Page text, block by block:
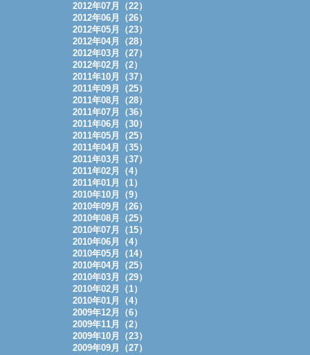
2012年07月（22）
2012年06月（26）
2012年05月（23）
2012年04月（28）
2012年03月（27）
2012年02月（2）
2011年10月（37）
2011年09月（25）
2011年08月（28）
2011年07月（36）
2011年06月（30）
2011年05月（25）
2011年04月（35）
2011年03月（37）
2011年02月（4）
2011年01月（1）
2010年10月（9）
2010年09月（26）
2010年08月（25）
2010年07月（15）
2010年06月（4）
2010年05月（14）
2010年04月（25）
2010年03月（29）
2010年02月（1）
2010年01月（4）
2009年12月（6）
2009年11月（2）
2009年10月（23）
2009年09月（27）